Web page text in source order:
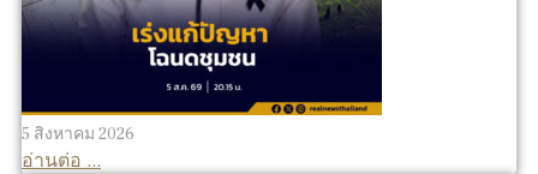
5 สิงหาคม 2026
อ่านต่อ ...